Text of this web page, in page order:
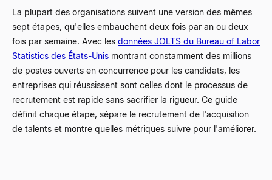
La plupart des organisations suivent une version des mêmes
sept étapes, qu'elles embauchent deux fois par an ou deux
fois par semaine. Avec les données JOLTS du Bureau of Labor
Statistics des États-Unis montrant constamment des millions
de postes ouverts en concurrence pour les candidats, les
entreprises qui réussissent sont celles dont le processus de
recrutement est rapide sans sacrifier la rigueur. Ce guide
définit chaque étape, sépare le recrutement de l'acquisition
de talents et montre quelles métriques suivre pour l'améliorer.